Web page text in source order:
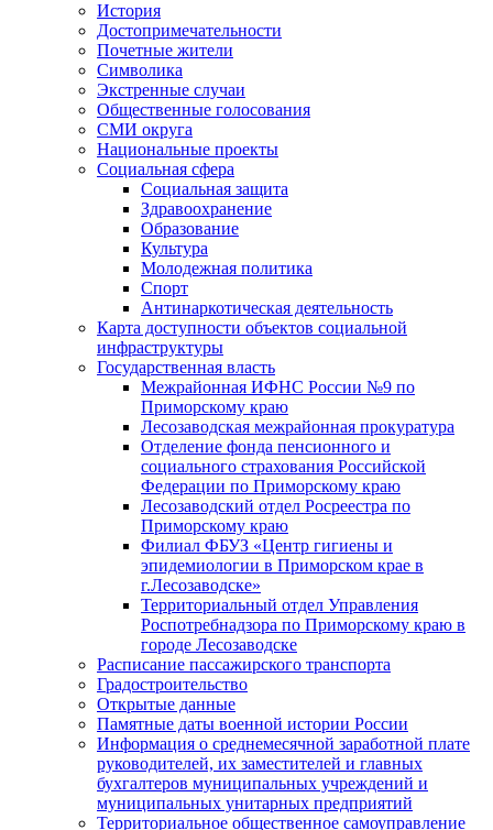
История
Достопримечательности
Почетные жители
Символика
Экстренные случаи
Общественные голосования
СМИ округа
Национальные проекты
Социальная сфера
Социальная защита
Здравоохранение
Образование
Культура
Молодежная политика
Спорт
Антинаркотическая деятельность
Карта доступности объектов социальной
инфраструктуры
Государственная власть
Межрайонная ИФНС России №9 по
Приморскому краю
Лесозаводская межрайонная прокуратура
Отделение фонда пенсионного и
социального страхования Российской
Федерации по Приморскому краю
Лесозаводский отдел Росреестра по
Приморскому краю
Филиал ФБУЗ «Центр гигиены и
эпидемиологии в Приморском крае в
г.Лесозаводске»
Территориальный отдел Управления
Роспотребнадзора по Приморскому краю в
городе Лесозаводске
Расписание пассажирского транспорта
Градостроительство
Открытые данные
Памятные даты военной истории России
Информация о среднемесячной заработной плате
руководителей, их заместителей и главных
бухгалтеров муниципальных учреждений и
муниципальных унитарных предприятий
Территориальное общественное самоуправление